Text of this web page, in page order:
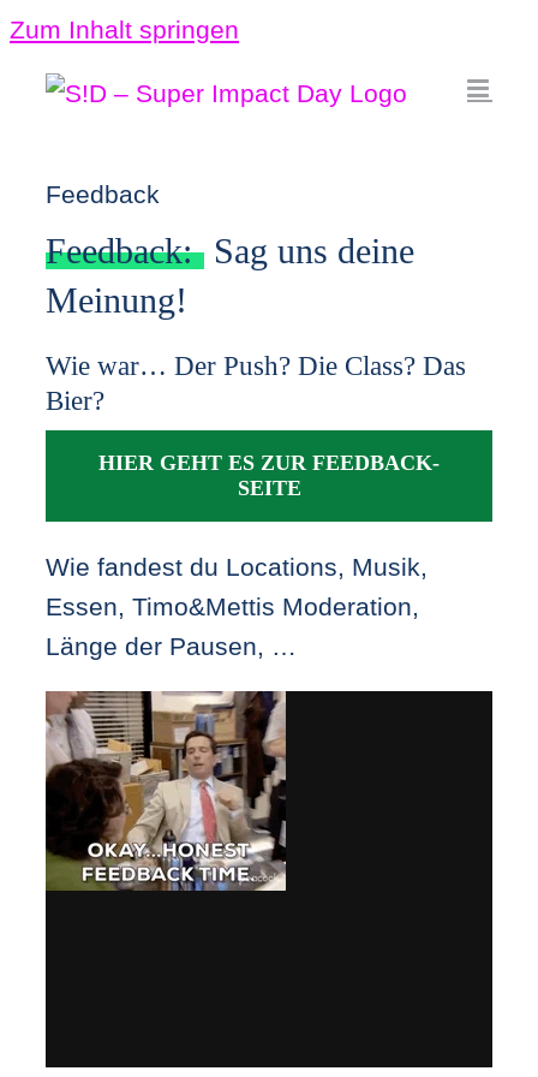
Zum Inhalt springen
Feedback
Feedback:
Sag uns deine
Meinung!
Wie war… Der Push? Die Class? Das
Bier?
HIER GEHT ES ZUR FEEDBACK-
SEITE
Wie fandest du Locations, Musik,
Essen, Timo&Mettis Moderation,
Länge der Pausen, …